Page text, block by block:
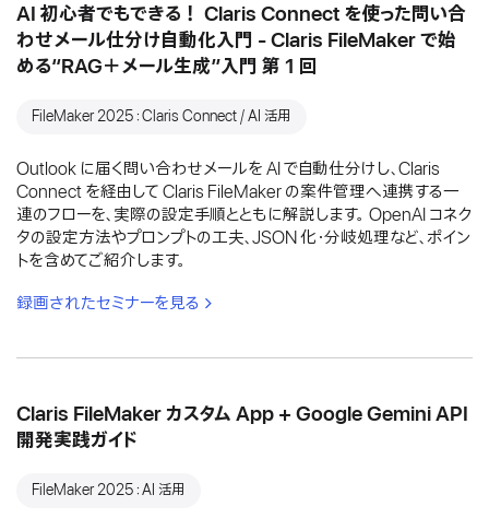
AI 初心者でもできる！ Claris Connect を使った問い合
わせメール仕分け自動化入門 - Claris FileMaker で始
める“RAG＋メール生成”入門 第 1 回
FileMaker 2025：Claris Connect / AI 活用
Outlook に届く問い合わせメールを AI で自動仕分けし、Claris
Connect を経由して Claris FileMaker の案件管理へ連携する一
連のフローを、実際の設定手順とともに解説します。 OpenAI コネク
タの設定方法やプロンプトの工夫、JSON 化・分岐処理など、ポイン
トを含めてご紹介します。
録画されたセミナーを見る
Claris FileMaker カスタム App + Google Gemini API
開発実践ガイド
FileMaker 2025：AI 活用